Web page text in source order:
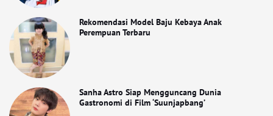
Rekomendasi Model Baju Kebaya Anak
Perempuan Terbaru
Sanha Astro Siap Mengguncang Dunia
Gastronomi di Film ‘Suunjapbang’